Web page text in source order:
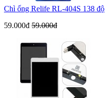
Chì ống Relife RL-404S 138 độ
59.000đ 59.000đ